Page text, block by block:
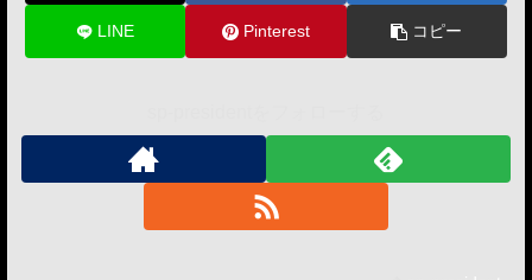
LINE Pinterest コピー